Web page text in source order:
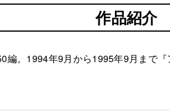
作品紹介
。1994年9月から1995年9月まで